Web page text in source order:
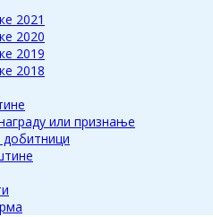
2021
2020
2019
2018
или признање